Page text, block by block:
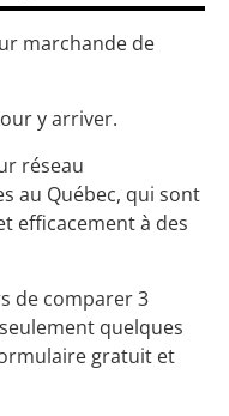
marchande de
y arriver.
réseau
au Québec, qui sont
efficacement à des
de comparer 3
quelques
gratuit et